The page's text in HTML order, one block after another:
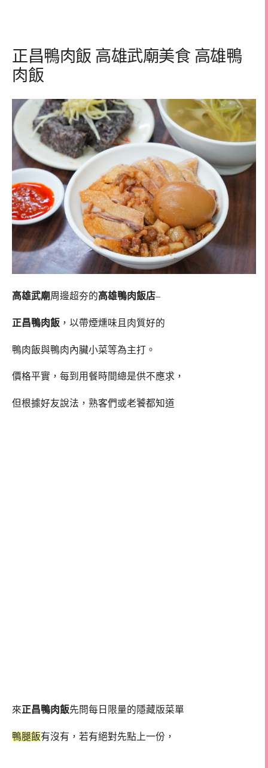
正昌鴨肉飯 高雄武廟美食 高雄鴨
肉飯
高雄武廟周邊超夯的高雄鴨肉飯店–
正昌鴨肉飯 ，以帶煙燻味且肉質好的
鴨肉飯與鴨肉內臟小菜等為主打。
價格平實，每到用餐時間總是供不應求，
但根據好友說法，熟客們或老饕都知道
來正昌鴨肉飯先問每日限量的隱藏版菜單
鴨腿飯有沒有，若有絕對先點上一份，